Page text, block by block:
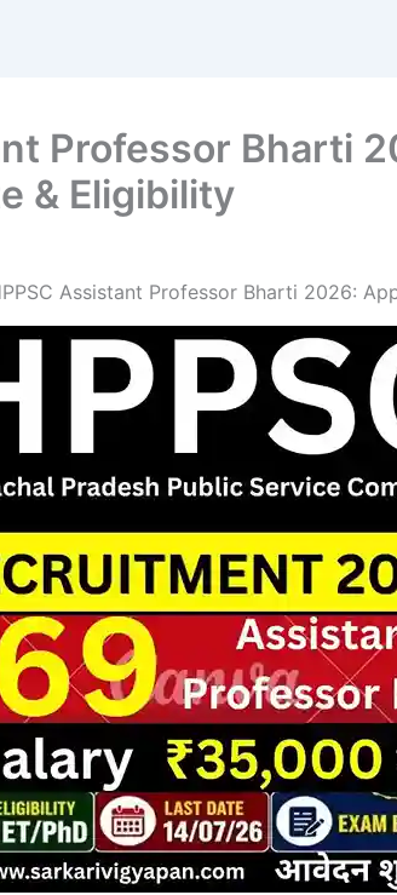
Professor Bharti
& Eligibility
Assistant Professor Bharti 2026: